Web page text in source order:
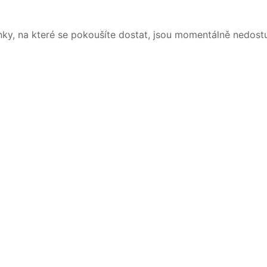
na které se pokoušíte dostat, jsou momentálně